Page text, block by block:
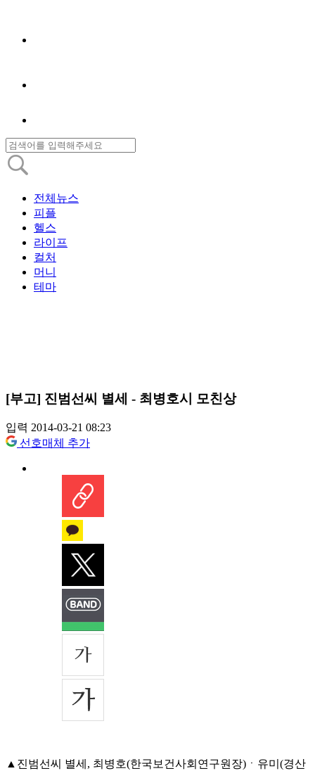
전체뉴스
피플
헬스
라이프
컬처
머니
테마
[부고] 진범선씨 별세 - 최병호시 모친상
입력 2014-03-21 08:23
선호매체 추가
▲진범선씨 별세, 최병호(한국보건사회연구원장)ㆍ유미(경산